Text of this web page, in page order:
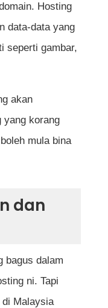
Hosting
data-data yang
seperti gambar,
akan
yang korang
mula bina
dan
bagus dalam
ni. Tapi
Malaysia